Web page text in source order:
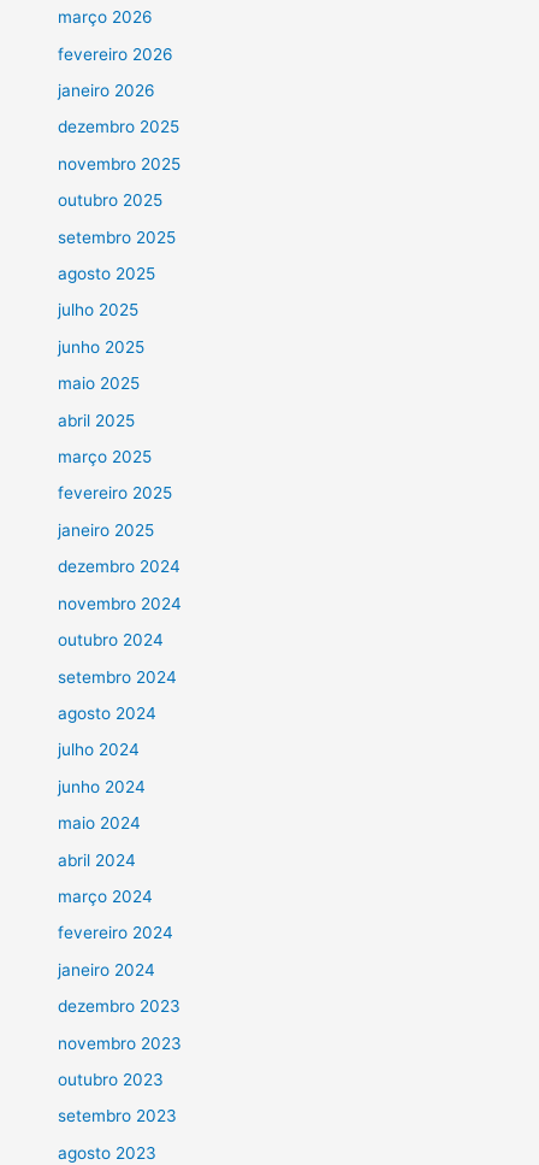
março 2026
fevereiro 2026
janeiro 2026
dezembro 2025
novembro 2025
outubro 2025
setembro 2025
agosto 2025
julho 2025
junho 2025
maio 2025
abril 2025
março 2025
fevereiro 2025
janeiro 2025
dezembro 2024
novembro 2024
outubro 2024
setembro 2024
agosto 2024
julho 2024
junho 2024
maio 2024
abril 2024
março 2024
fevereiro 2024
janeiro 2024
dezembro 2023
novembro 2023
outubro 2023
setembro 2023
agosto 2023